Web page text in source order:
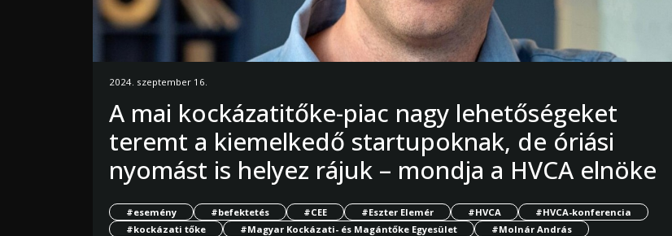
2024. szeptember 16.
A mai kockázatitőke-piac nagy lehetőségeket
teremt a kiemelkedő startupoknak, de óriási
nyomást is helyez rájuk – mondja a HVCA elnöke
#esemény #befektetés #CEE #Eszter Elemér #HVCA
#HVCA-konferencia
#kockázati tőke
#Magyar Kockázati- és Magántőke Egyesület
#Molnár András